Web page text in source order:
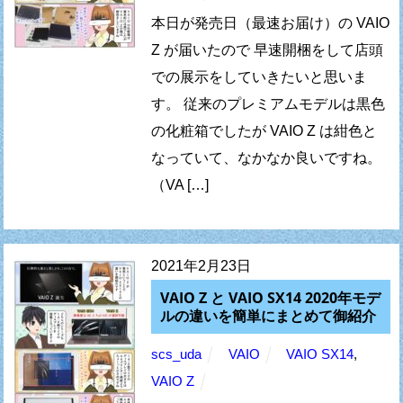
本日が発売日（最速お届け）の VAIO
Z が届いたので 早速開梱をして店頭
での展示をしていきたいと思いま
す。 従来のプレミアムモデルは黒色
の化粧箱でしたが VAIO Z は紺色と
なっていて、なかなか良いですね。
（VA […]
2021年2月23日
VAIO Z と VAIO SX14 2020年モデ
ルの違いを簡単にまとめて御紹介
scs_uda VAIO VAIO SX14,
VAIO Z